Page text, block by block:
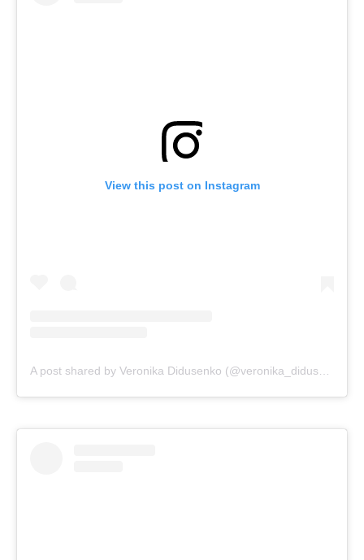
View this post on Instagram
A post shared by Veronika Didusenko (@veronika_didusenko)